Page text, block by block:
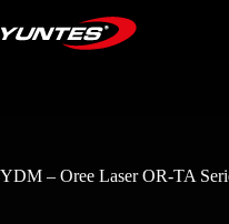
YDM – Oree Laser OR-TA